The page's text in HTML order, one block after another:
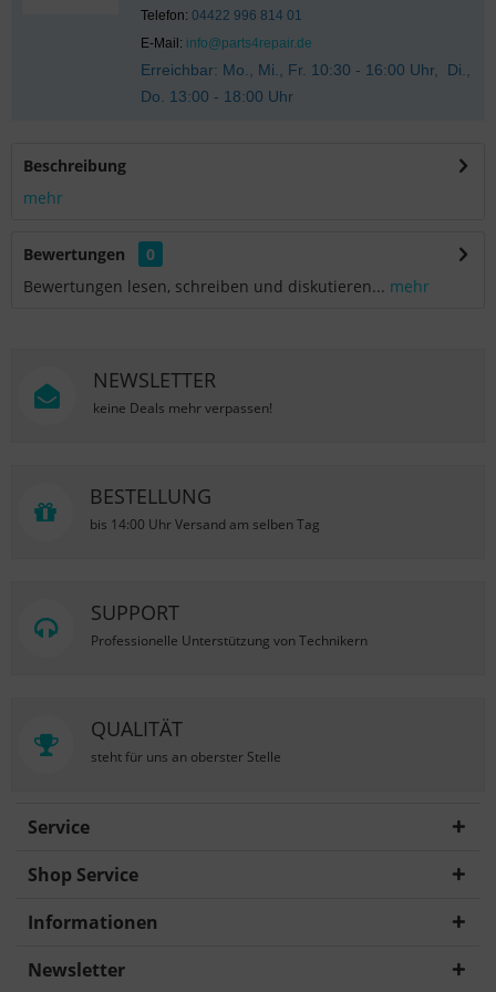
Telefon: 04422 996 814 01
E-Mail: info@parts4repair.de
Erreichbar: Mo., Mi., Fr. 10:30 - 16:00 Uhr, Di.,
Do. 13:00 - 18:00 Uhr
Beschreibung
mehr
Bewertungen
0
Bewertungen lesen, schreiben und diskutieren... mehr
NEWSLETTER
keine Deals mehr verpassen!
BESTELLUNG
bis 14:00 Uhr Versand am selben Tag
SUPPORT
Professionelle Unterstützung von Technikern
QUALITÄT
steht für uns an oberster Stelle
Service
Shop Service
Informationen
Newsletter